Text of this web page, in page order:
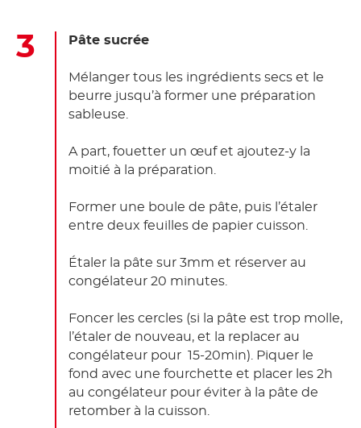
Pâte sucrée
Mélanger tous les ingrédients secs et le
beurre jusqu’à former une préparation
sableuse.
A part, fouetter un œuf et ajoutez-y la
moitié à la préparation.
Former une boule de pâte, puis l’étaler
entre deux feuilles de papier cuisson.
Étaler la pâte sur 3mm et réserver au
congélateur 20 minutes.
Foncer les cercles (si la pâte est trop molle,
l’étaler de nouveau, et la replacer au
congélateur pour 15-20min). Piquer le
fond avec une fourchette et placer les 2h
au congélateur pour éviter à la pâte de
retomber à la cuisson.